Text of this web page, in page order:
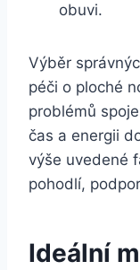
obuvi.
Výběr
péči o ploché
problémů
čas a energii
výše uvedené
pohodlí,
Ideální